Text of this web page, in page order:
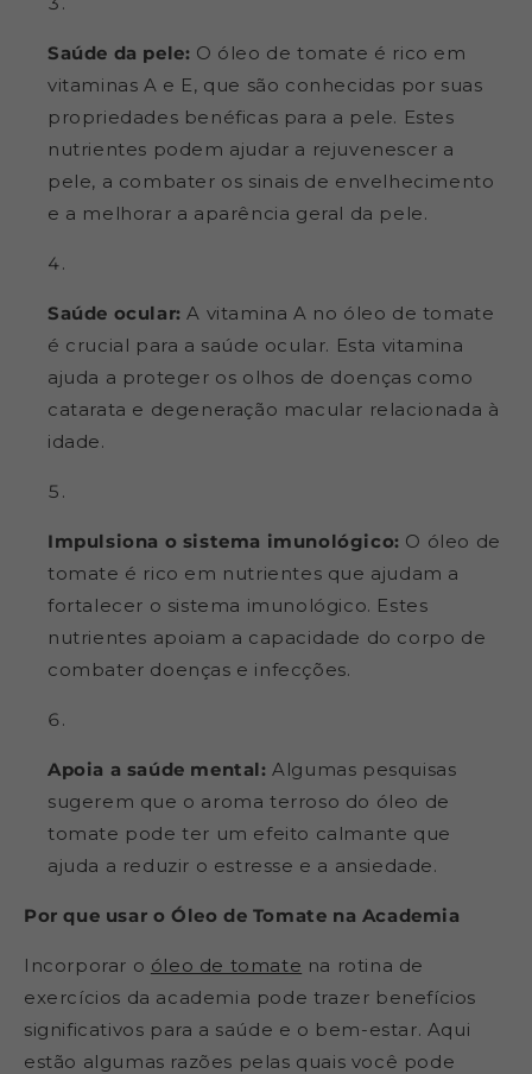
Saúde da pele: O óleo de tomate é rico em
vitaminas A e E, que são conhecidas por suas
propriedades benéficas para a pele. Estes
nutrientes podem ajudar a rejuvenescer a
pele, a combater os sinais de envelhecimento
e a melhorar a aparência geral da pele.
Saúde ocular: A vitamina A no óleo de tomate
é crucial para a saúde ocular. Esta vitamina
ajuda a proteger os olhos de doenças como
catarata e degeneração macular relacionada à
idade.
Impulsiona o sistema imunológico: O óleo de
tomate é rico em nutrientes que ajudam a
fortalecer o sistema imunológico. Estes
nutrientes apoiam a capacidade do corpo de
combater doenças e infecções.
Apoia a saúde mental: Algumas pesquisas
sugerem que o aroma terroso do óleo de
tomate pode ter um efeito calmante que
ajuda a reduzir o estresse e a ansiedade.
Por que usar o Óleo de Tomate na Academia
Incorporar o óleo de tomate na rotina de
exercícios da academia pode trazer benefícios
significativos para a saúde e o bem-estar. Aqui
estão algumas razões pelas quais você pode